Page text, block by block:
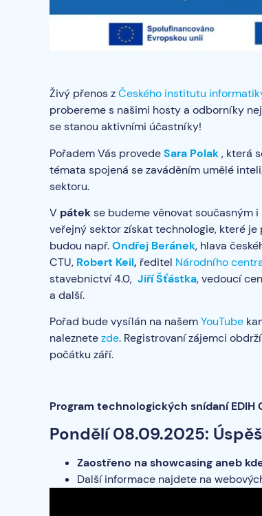
Živý přenos zČeského institutu
probereme s našimi hosty a odborníky
se stanou aktivními účastníky!
Pořadem Vás provedeSara Polak, která
témata spojená se zaváděním umělé
sektoru.
V pátekse budeme věnovat současným
veřejný sektor získat technologie, které
budou např.Ondřej Beránek, hlava
CTU, Robert Keil, ředitel Národního
stavebnictví 4.0, Jiří Šťástka, vedoucí
a další.
Pořad bude vysílán na našemYouTube
naleznetezde. Registrovaní zájemci
počátku září.
Program technologických snídaní EDIH
Pondělí 08.09.2025:
Zaostřeno na showcasing aneb
Další informace najdete na